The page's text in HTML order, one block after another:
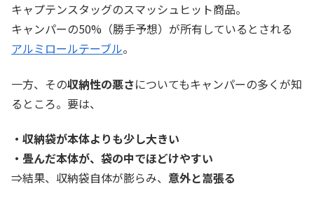
キャプテンスタッグのスマッシュヒット商品。
キャンパーの50%（勝手予想）が所有しているとされる
アルミロールテーブル。
一方、その収納性の悪さについてもキャンパーの多くが知
るところ。要は、
・ 収納袋が本体よりも少し大きい
・畳んだ本体が、袋の中でほどけやすい
⇒結果、収納袋自体が膨らみ、 意外と嵩張る